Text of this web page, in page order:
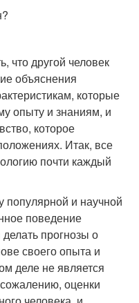
что другой человек
объяснения
которые
опыту и знаниям, и
которое
Итак, все
почти каждый
и научной
поведение
прогнозы о
своего опыта и
деле не является
оценки